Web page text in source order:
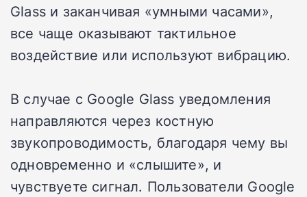
Glass и заканчивая «умными часами»,
все чаще оказывают тактильное
воздействие или используют вибрацию.
В случае с Google Glass уведомления
направляются через костную
звукопроводимость, благодаря чему вы
одновременно и «слышите», и
чувствуете сигнал. Пользователи Google